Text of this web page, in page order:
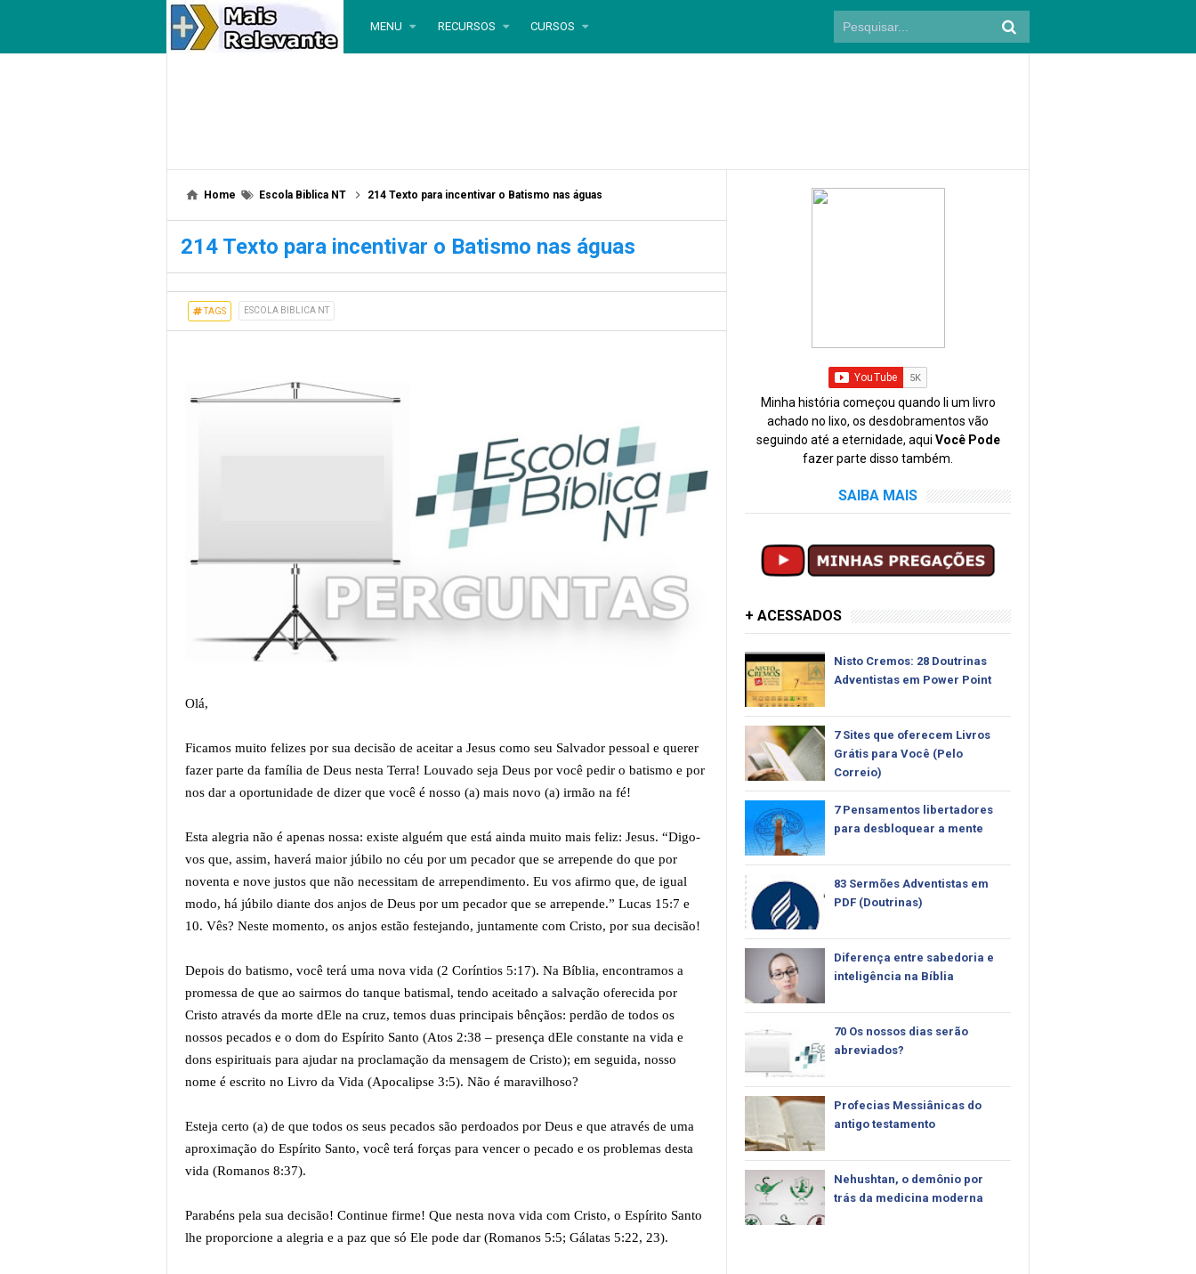
MENU RECURSOS CURSOS
Home Escola Biblica NT 214 Texto para incentivar o Batismo nas águas
214 Texto para incentivar o Batismo nas águas
TAGS ESCOLA BIBLICA NT
Olá,
Ficamos muito felizes por sua decisão de aceitar a Jesus como seu Salvador pessoal e querer
fazer parte da família de Deus nesta Terra! Louvado seja Deus por você pedir o batismo e por
nos dar a oportunidade de dizer que você é nosso (a) mais novo (a) irmão na fé!
Esta alegria não é apenas nossa: existe alguém que está ainda muito mais feliz: Jesus. “Digo-
vos que, assim, haverá maior júbilo no céu por um pecador que se arrepende do que por
noventa e nove justos que não necessitam de arrependimento. Eu vos afirmo que, de igual
modo, há júbilo diante dos anjos de Deus por um pecador que se arrepende.” Lucas 15:7 e
10. Vês? Neste momento, os anjos estão festejando, juntamente com Cristo, por sua decisão!
Depois do batismo, você terá uma nova vida (2 Coríntios 5:17). Na Bíblia, encontramos a
promessa de que ao sairmos do tanque batismal, tendo aceitado a salvação oferecida por
Cristo através da morte dEle na cruz, temos duas principais bênçãos: perdão de todos os
nossos pecados e o dom do Espírito Santo (Atos 2:38 – presença dEle constante na vida e
dons espirituais para ajudar na proclamação da mensagem de Cristo); em seguida, nosso
nome é escrito no Livro da Vida (Apocalipse 3:5). Não é maravilhoso?
Esteja certo (a) de que todos os seus pecados são perdoados por Deus e que através de uma
aproximação do Espírito Santo, você terá forças para vencer o pecado e os problemas desta
vida (Romanos 8:37).
Parabéns pela sua decisão! Continue firme! Que nesta nova vida com Cristo, o Espírito Santo
lhe proporcione a alegria e a paz que só Ele pode dar (Romanos 5:5; Gálatas 5:22, 23).
Minha história começou quando li um livro
achado no lixo, os desdobramentos vão
seguindo até a eternidade, aqui Você Pode
fazer parte disso também.
SAIBA MAIS
+ ACESSADOS
Nisto Cremos: 28 Doutrinas
Adventistas em Power Point
7 Sites que oferecem Livros
Grátis para Você (Pelo
Correio)
7 Pensamentos libertadores
para desbloquear a mente
83 Sermões Adventistas em
PDF (Doutrinas)
Diferença entre sabedoria e
inteligência na Bíblia
70 Os nossos dias serão
abreviados?
Profecias Messiânicas do
antigo testamento
Nehushtan, o demônio por
trás da medicina moderna